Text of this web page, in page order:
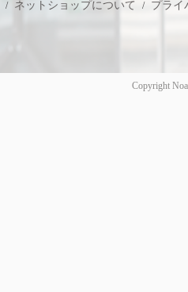
ネットショップについて プライ
Copyright